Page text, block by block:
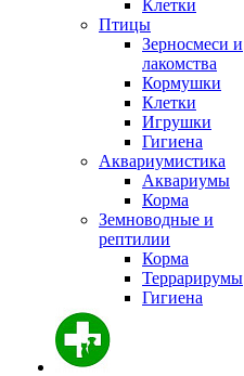
Клетки
Птицы
Зерносмеси и
лакомства
Кормушки
Клетки
Игрушки
Гигиена
Аквариумистика
Аквариумы
Корма
Земноводные и
рептилии
Корма
Террарирумы
Гигиена